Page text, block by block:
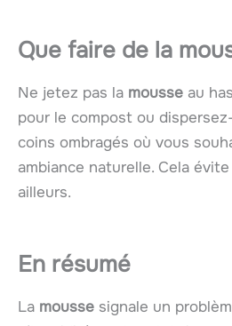
Que faire de la
Ne jetez pas la mousse au
pour le compost ou
coins ombragés où vous
ambiance naturelle. Cela évite
ailleurs.
En résumé
La mousse signale un